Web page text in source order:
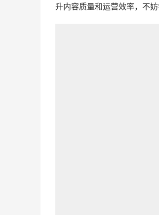
升内容质量和运营效率，不妨